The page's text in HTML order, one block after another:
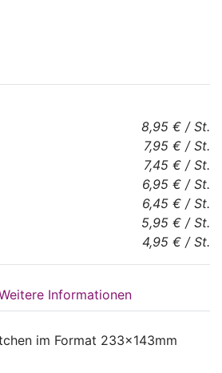
8,95 € / St.
7,95 € / St.
7,45 € / St.
6,95 € / St.
6,45 € / St.
5,95 € / St.
4,95 € / St.
Informationen
im Format 233x143mm